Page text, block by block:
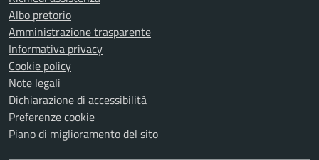
Albo pretorio
Amministrazione trasparente
Informativa privacy
Cookie policy
Note legali
Dichiarazione di accessibilità
Preferenze cookie
Piano di miglioramento del sito